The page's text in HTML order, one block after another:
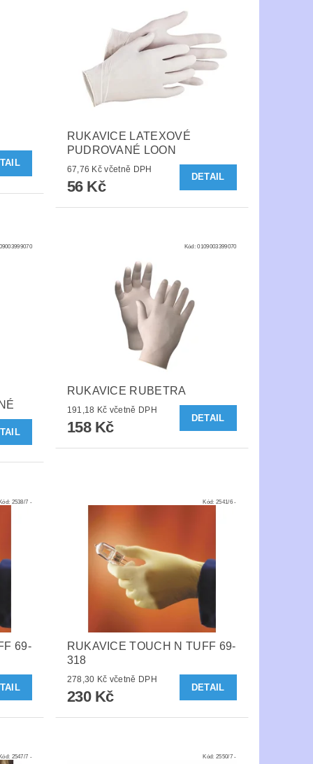
RUKAVICE LATEXOVÉ
PUDROVANÉ LOON
67,76 Kč včetně DPH
56 Kč
DETAIL
Kód:0109003399070
RUKAVICE RUBETRA
191,18 Kč včetně DPH
158 Kč
DETAIL
2538/7 -
69-
Kód:2541/6 -
RUKAVICE TOUCH N TUFF 69-
318
278,30 Kč včetně DPH
230 Kč
DETAIL
2547/7 - Kód:2550/7 -